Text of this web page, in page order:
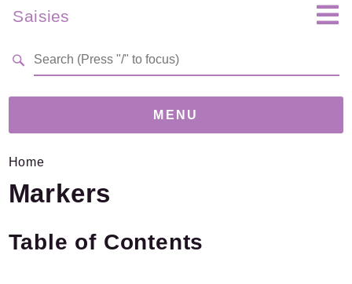
Découverte
Saisies
MENU
Version
Links
Documentation
Home
Markers
Table of Contents